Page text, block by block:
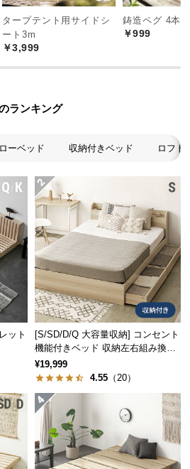
日本
ベッド
地よい香りに癒される畳ベッ
く和を取り入れることができ
イン
タープテント用サイドシ
ート3m
￥3,999
鋳造ペグ 4本
￥999
ランキング
ーベッド 収納付きベッド ロフト
ット
[S/SD/D/Q 大容量収納] コンセント
機能付きベッド 収納左右組み換え
可能
¥19,999
4.55 （20）